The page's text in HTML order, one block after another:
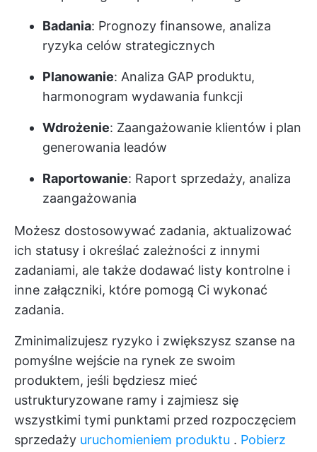
Badania: Prognozy finansowe, analiza
ryzyka celów strategicznych
Planowanie: Analiza GAP produktu,
harmonogram wydawania funkcji
Wdrożenie: Zaangażowanie klientów i plan
generowania leadów
Raportowanie: Raport sprzedaży, analiza
zaangażowania
Możesz dostosowywać zadania, aktualizować
ich statusy i określać zależności z innymi
zadaniami, ale także dodawać listy kontrolne i
inne załączniki, które pomogą Ci wykonać
zadania.
Zminimalizujesz ryzyko i zwiększysz szanse na
pomyślne wejście na rynek ze swoim
produktem, jeśli będziesz mieć
ustrukturyzowane ramy i zajmiesz się
wszystkimi tymi punktami przed rozpoczęciem
sprzedaży uruchomieniem produktu . Pobierz